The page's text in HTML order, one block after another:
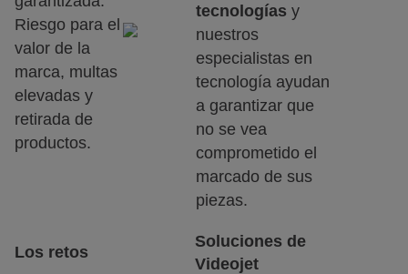
Riesgo para el
valor de la
marca, multas
elevadas y
retirada de
productos.
tecnologías y
nuestros
especialistas en
tecnología ayudan
a garantizar que
no se vea
comprometido el
marcado de sus
piezas.
Los retos
Soluciones de
Videojet